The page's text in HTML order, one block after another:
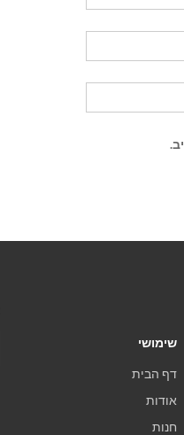
שימושי
דף הבית
אודות
חנות